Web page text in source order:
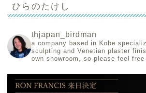
ひらのたけし
thjapan_birdman
a company based in Kobe
sculpting and Venetian plaster
own showroom, so please feel